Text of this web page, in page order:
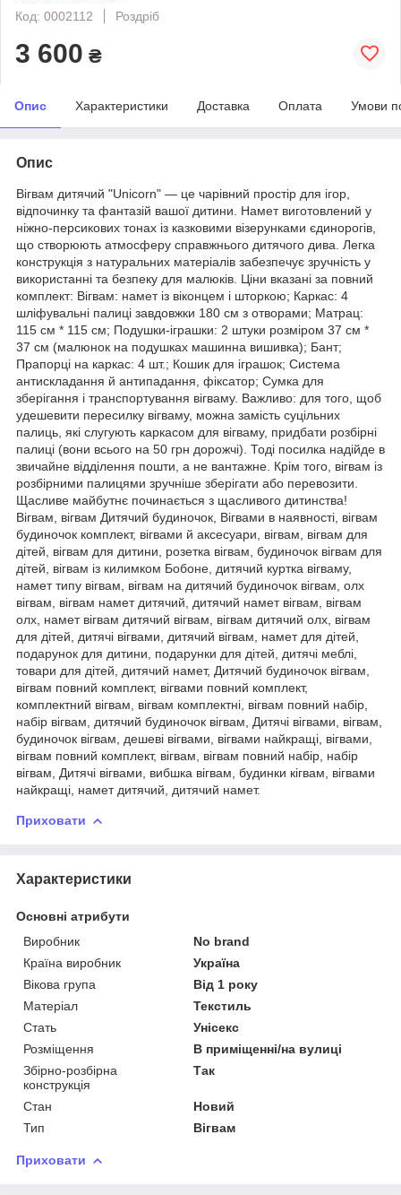
Код: 0002112
Роздріб
3 600 ₴
Опис Характеристики Доставка Оплата Умови
Опис
Вігвам дитячий "Unicorn" — це чарівний простір для ігор,
відпочинку та фантазій вашої дитини. Намет виготовлений у
ніжно-персикових тонах із казковими візерунками єдинорогів,
що створюють атмосферу справжнього дитячого дива. Легка
конструкція з натуральних матеріалів забезпечує зручність у
використанні та безпеку для малюків. Ціни вказані за повний
комплект: Вігвам: намет із віконцем і шторкою; Каркас: 4
шліфувальні палиці завдовжки 180 см з отворами; Матрац:
115 см * 115 см; Подушки-іграшки: 2 штуки розміром 37 см *
37 см (малюнок на подушках машинна вишивка); Бант;
Прапорці на каркас: 4 шт.; Кошик для іграшок; Система
антискладання й антипадання, фіксатор; Сумка для
зберігання і транспортування вігваму. Важливо: для того, щоб
удешевити пересилку вігваму, можна замість суцільних
палиць, які слугують каркасом для вігваму, придбати розбірні
палиці (вони всього на 50 грн дорожчі). Тоді посилка надійде в
звичайне відділення пошти, а не вантажне. Крім того, вігвам із
розбірними палицями зручніше зберігати або перевозити.
Щасливе майбутнє починається з щасливого дитинства!
Вігвам, вігвам Дитячий будиночок, Вігвами в наявності, вігвам
будиночок комплект, вігвами й аксесуари, вігвам, вігвам для
дітей, вігвам для дитини, розетка вігвам, будиночок вігвам для
дітей, вігвам із килимком Бобоне, дитячий куртка вігваму,
намет типу вігвам, вігвам на дитячий будиночок вігвам, олх
вігвам, вігвам намет дитячий, дитячий намет вігвам, вігвам
олх, намет вігвам дитячий вігвам, вігвам дитячий олх, вігвам
для дітей, дитячі вігвами, дитячий вігвам, намет для дітей,
подарунок для дитини, подарунки для дітей, дитячі меблі,
товари для дітей, дитячий намет, Дитячий будиночок вігвам,
вігвам повний комплект, вігвами повний комплект,
комплектний вігвам, вігвам комплектні, вігвам повний набір,
набір вігвам, дитячий будиночок вігвам, Дитячі вігвами, вігвам,
будиночок вігвам, дешеві вігвами, вігвами найкращі, вігвами,
вігвам повний комплект, вігвам, вігвам повний набір, набір
вігвам, Дитячі вігвами, вибшка вігвам, будинки кігвам, вігвами
найкращі, намет дитячий, дитячий намет.
Приховати
Характеристики
Основні атрибути
Виробник
No brand
Країна виробник
Україна
Вікова група
Від 1 року
Матеріал
Текстиль
Стать
Унісекс
Розміщення
В приміщенні/на вулиці
Збірно-розбірна
конструкція
Так
Стан
Новий
Тип
Вігвам
Приховати